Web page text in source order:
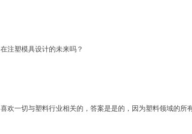
在注塑模具设计的未来吗？
喜欢一切与塑料行业相关的，答案是是的，因为塑料领域的所